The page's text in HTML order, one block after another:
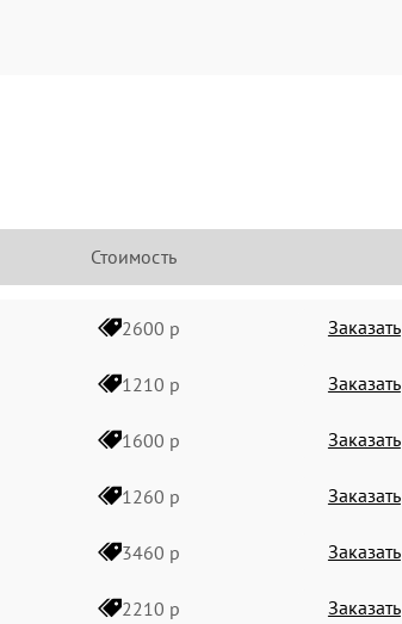
Стоимость
2600 р Заказать
1210 р Заказать
1600 р Заказать
1260 р Заказать
3460 р Заказать
2210 р Заказать